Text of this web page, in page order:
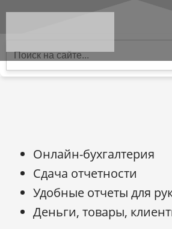
Онлайн-бухгалтерия
Сдача отчетности
Удобные отчеты для
Деньги, товары,